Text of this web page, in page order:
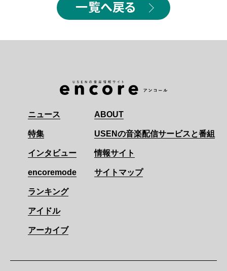
一覧へ戻る
ニュース
特集
インタビュー
encoremode
ランキング
アイドル
アーカイブ
ABOUT
USENの音楽配信サービスと番組
情報サイト
サイトマップ